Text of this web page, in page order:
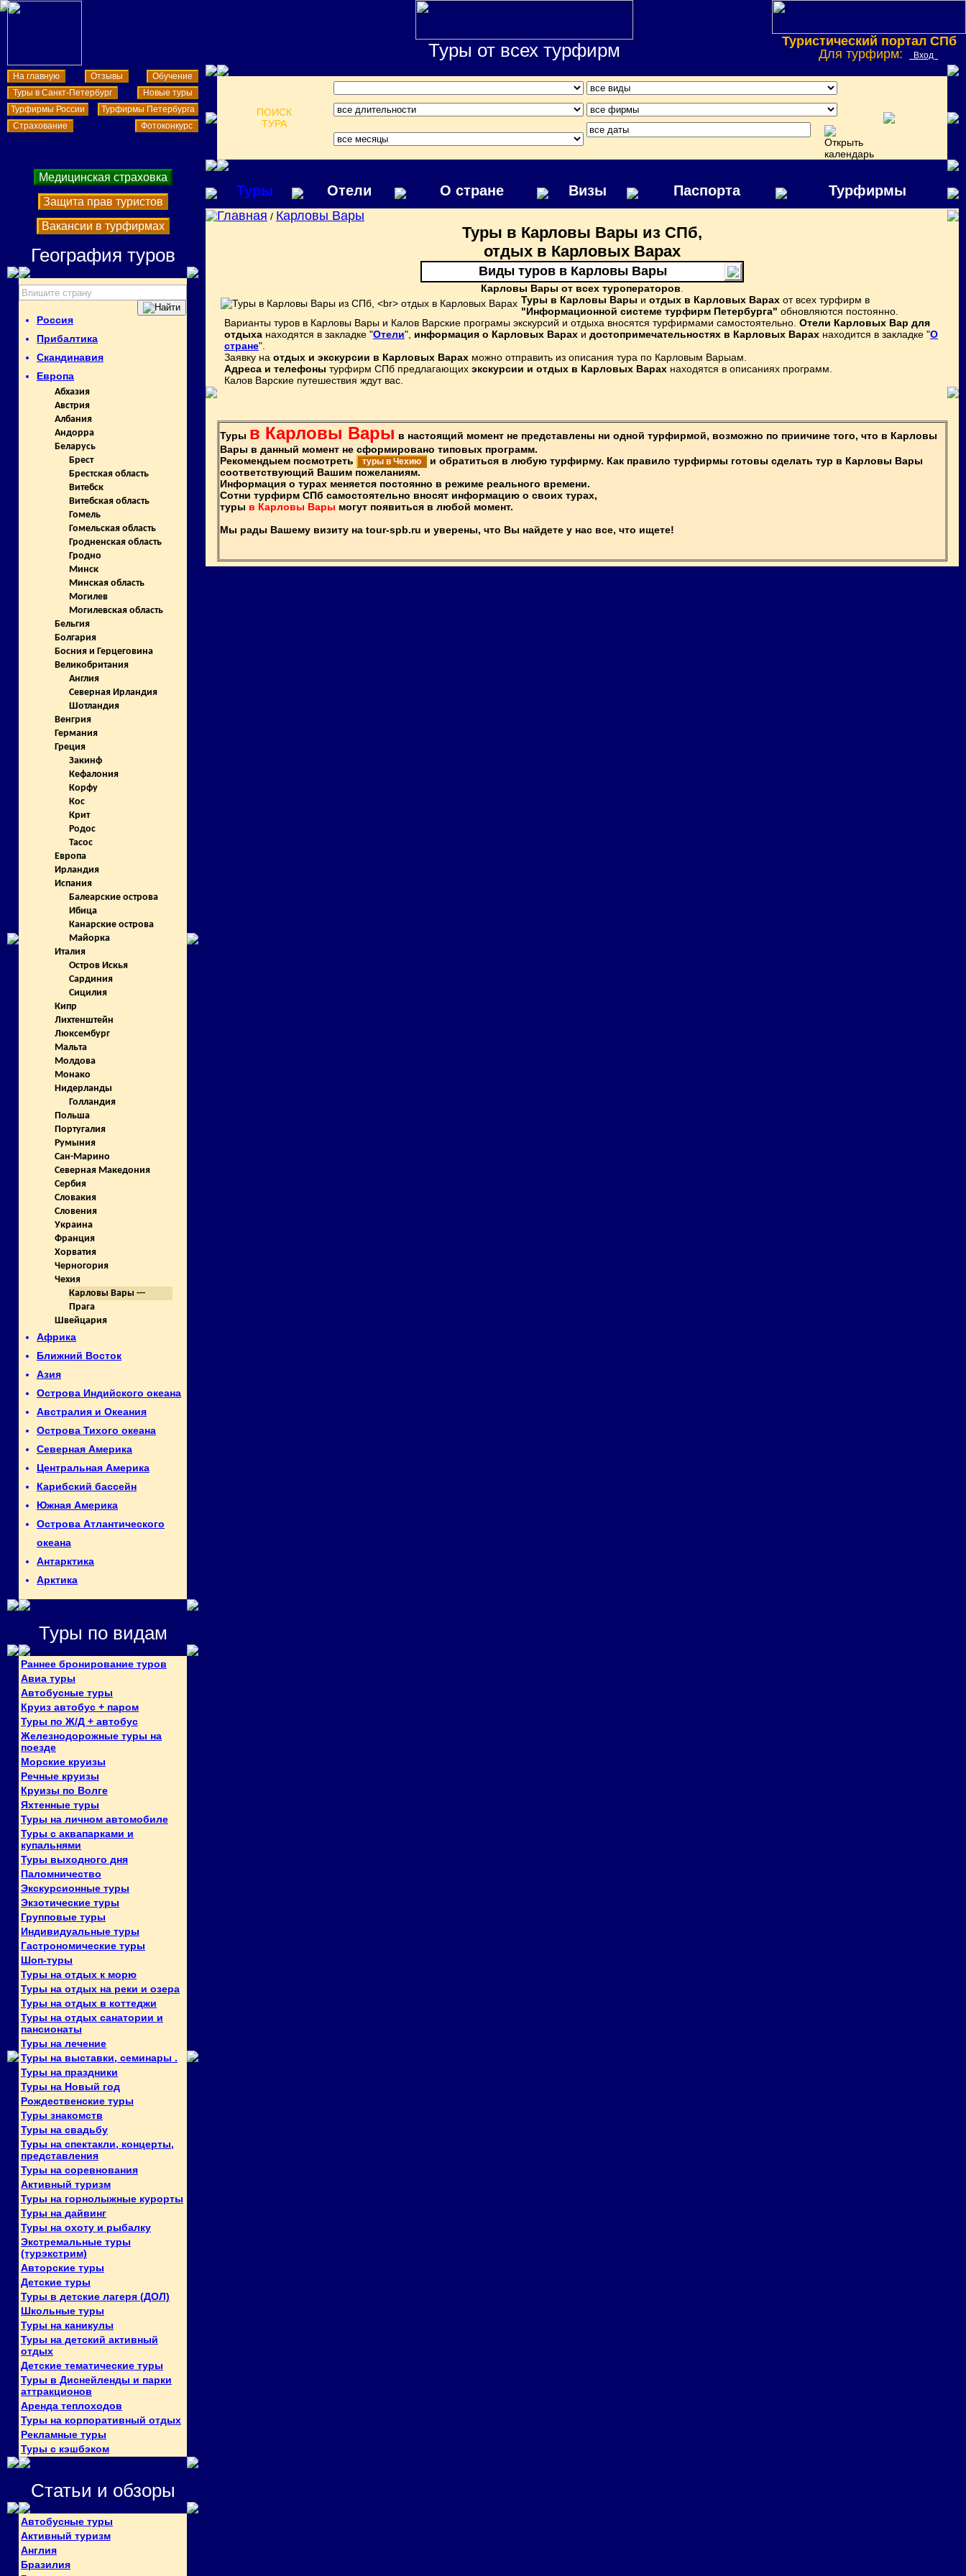
Туры от всех турфирм
Туристический портал СПб
Для турфирм:
Вход
На главную Отзывы
Обучение
Туры в Санкт-Петербург
Новые туры
Турфирмы России
Турфирмы Петербурга
Страхование
Фотоконкурс
ПОИСК
ТУРА
Медицинская страховка
Защита прав туристов
Вакансии в турфирмах
География туров
Россия
Прибалтика
Скандинавия
Европа
Абхазия
Австрия
Албания
Андорра
Беларусь
Брест
Брестская область
Витебск
Витебская область
Гомель
Гомельская область
Гродненская область
Гродно
Минск
Минская область
Могилев
Могилевская область
Бельгия
Болгария
Босния и Герцеговина
Великобритания
Англия
Северная Ирландия
Шотландия
Венгрия
Германия
Греция
Закинф
Кефалония
Корфу
Кос
Крит
Родос
Тасос
Европа
Ирландия
Испания
Балеарские острова
Ибица
Канарские острова
Майорка
Италия
Остров Искья
Сардиния
Сицилия
Кипр
Лихтенштейн
Люксембург
Мальта
Молдова
Монако
Нидерланды
Голландия
Польша
Португалия
Румыния
Сан-Марино
Северная Македония
Сербия
Словакия
Словения
Украина
Франция
Хорватия
Черногория
Чехия
Карловы Вары ---
Прага
Швейцария
Африка
Ближний Восток
Азия
Острова Индийского океана
Австралия и Океания
Острова Тихого океана
Северная Америка
Центральная Америка
Карибский бассейн
Южная Америка
Острова Атлантического
океана
Антарктика
Арктика
Туры по видам
Раннее бронирование туров
Авиа туры
Автобусные туры
Круиз автобус + паром
Туры по Ж/Д + автобус
Железнодорожные туры на
поезде
Морские круизы
Речные круизы
Круизы по Волге
Яхтенные туры
Туры на личном автомобиле
Туры с аквапарками и
купальнями
Туры выходного дня
Паломничество
Экскурсионные туры
Экзотические туры
Групповые туры
Индивидуальные туры
Гастрономические туры
Шоп-туры
Туры на отдых к морю
Туры на отдых на реки и озера
Туры на отдых в коттеджи
Туры на отдых санатории и
пансионаты
Туры на лечение
Туры на выставки, семинары .
Туры на праздники
Туры на Новый год
Рождественские туры
Туры знакомств
Туры на свадьбу
Туры на спектакли, концерты,
представления
Туры на соревнования
Активный туризм
Туры на горнолыжные курорты
Туры на дайвинг
Туры на охоту и рыбалку
Экстремальные туры
(турэкстрим)
Авторские туры
Детские туры
Туры в детские лагеря (ДОЛ)
Школьные туры
Туры на каникулы
Туры на детский активный
отдых
Детские тематические туры
Туры в Диснейленды и парки
аттракционов
Аренда теплоходов
Туры на корпоративный отдых
Рекламные туры
Туры с кэшбэком
Статьи и обзоры
Автобусные туры
Активный туризм
Англия
Бразилия
Туры Отели О стране Визы Паспорта Турфирмы
Главная / Карловы Вары
Туры в Карловы Вары из СПб,
отдых в Карловых Варах
Виды туров в Карловы Вары
Карловы Вары от всех туроператоров
Туры в Карловы Вары и отдых в Карловых Варах от всех турфирм в
"Информационной системе турфирм Петербурга" обновляются постоянно.
Варианты туров в Карловы Вары и Калов Варские програмы экскурсий и отдыха вносятся турфирмами самостоятельно. Отели Карловых Вар для
отдыха находятся в закладке "Отели", информация о Карловых Варах и достопримечательностях в Карловых Варах находится в закладке "О
стране".
Заявку на отдых и экскурсии в Карловых Варах можно отправить из описания тура по Карловым Варыам.
Адреса и телефоны турфирм СПб предлагающих экскурсии и отдых в Карловых Варах находятся в описаниях программ.
Калов Варские путешествия ждут вас.
Туры в Карловы Вары в настоящий момент не представлены ни одной турфирмой, возможно по приичине того, что в Карловы
Вары в данный момент не сформировано типовых программ.
Рекомендыем посмотреть
туры в Чехию
и обратиться в любую турфирму. Как правило турфирмы готовы сделать тур в Карловы Вары
соответствующий Вашим пожеланиям.
Информация о турах меняется постоянно в режиме реального времени.
Сотни турфирм СПб самостоятельно вносят информацию о своих турах,
туры в Карловы Вары могут появиться в любой момент.
Мы рады Вашему визиту на tour-spb.ru и уверены, что Вы найдете у нас все, что ищете!